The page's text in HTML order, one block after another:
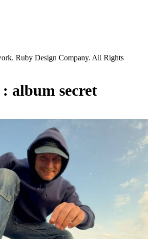
Ruby Design Company. All Rights
album secret